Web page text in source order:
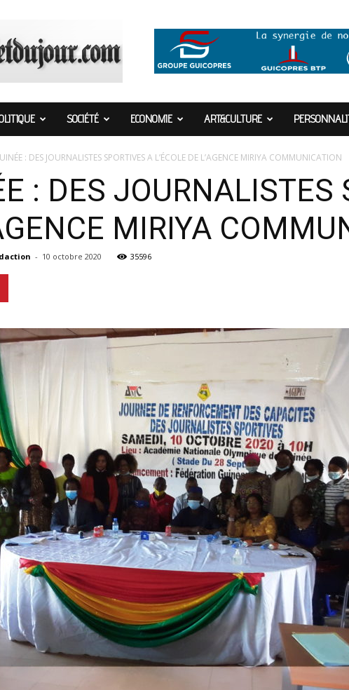
SOCIÉTÉ ECONOMIE ART&CULTURE
: DES JOURNALISTES SPORTIVES A L’ÉCOLE DE L’AGENCE MIRIYA COMMUNICATION
: DES JOURNALISTES
MIRIYA
- 10 octobre 2020 35596